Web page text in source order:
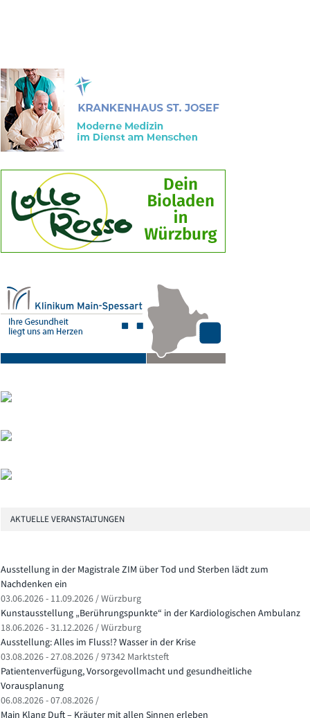
AKTUELLE VERANSTALTUNGEN
Ausstellung in der Magistrale ZIM über Tod und Sterben lädt zum
Nachdenken ein
03.06.2026 - 11.09.2026 / Würzburg
Kunstausstellung „Berührungspunkte“ in der Kardiologischen Ambulanz
18.06.2026 - 31.12.2026 / Würzburg
Ausstellung: Alles im Fluss!? Wasser in der Krise
03.08.2026 - 27.08.2026 / 97342 Marktsteft
Patientenverfügung, Vorsorgevollmacht und gesundheitliche
Vorausplanung
06.08.2026 - 07.08.2026 /
Main Klang Duft – Kräuter mit allen Sinnen erleben